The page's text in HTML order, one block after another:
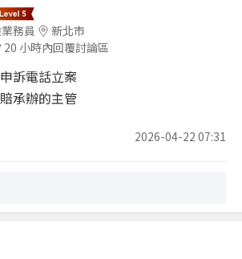
務員
新北市
20 小時內回覆討論區
訴電話立案
承辦的主管
2026-04-22 07:31